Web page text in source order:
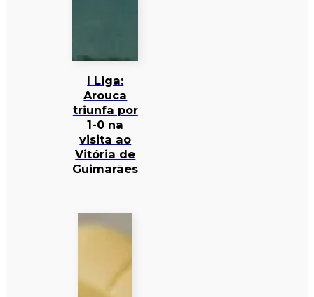
I Liga:
Arouca
triunfa por
1-0 na
visita ao
Vitória de
Guimarães